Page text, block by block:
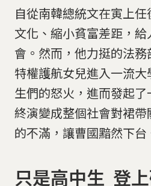
自從南韓總統文在寅上
文化、縮小貧富差距，
會。然而，他力挺的法
特權護航女兒進入一流
生們的怒火，進而發起
終演變成整個社會對裙
的不滿，讓曹國黯然下台
只是高中生 登